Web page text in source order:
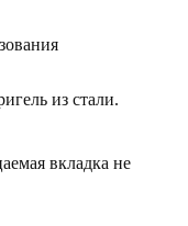
из стали.
вкладка не